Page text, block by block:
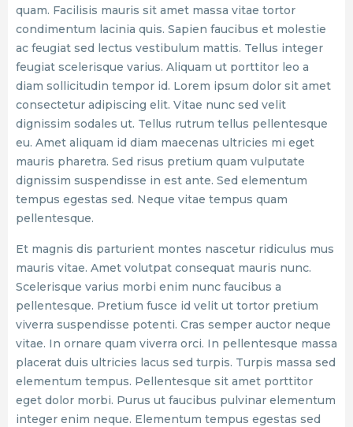
quam. Facilisis mauris sit amet massa vitae tortor
condimentum lacinia quis. Sapien faucibus et molestie
ac feugiat sed lectus vestibulum mattis. Tellus integer
feugiat scelerisque varius. Aliquam ut porttitor leo a
diam sollicitudin tempor id. Lorem ipsum dolor sit amet
consectetur adipiscing elit. Vitae nunc sed velit
dignissim sodales ut. Tellus rutrum tellus pellentesque
eu. Amet aliquam id diam maecenas ultricies mi eget
mauris pharetra. Sed risus pretium quam vulputate
dignissim suspendisse in est ante. Sed elementum
tempus egestas sed. Neque vitae tempus quam
pellentesque.
Et magnis dis parturient montes nascetur ridiculus mus
mauris vitae. Amet volutpat consequat mauris nunc.
Scelerisque varius morbi enim nunc faucibus a
pellentesque. Pretium fusce id velit ut tortor pretium
viverra suspendisse potenti. Cras semper auctor neque
vitae. In ornare quam viverra orci. In pellentesque massa
placerat duis ultricies lacus sed turpis. Turpis massa sed
elementum tempus. Pellentesque sit amet porttitor
eget dolor morbi. Purus ut faucibus pulvinar elementum
integer enim neque. Elementum tempus egestas sed